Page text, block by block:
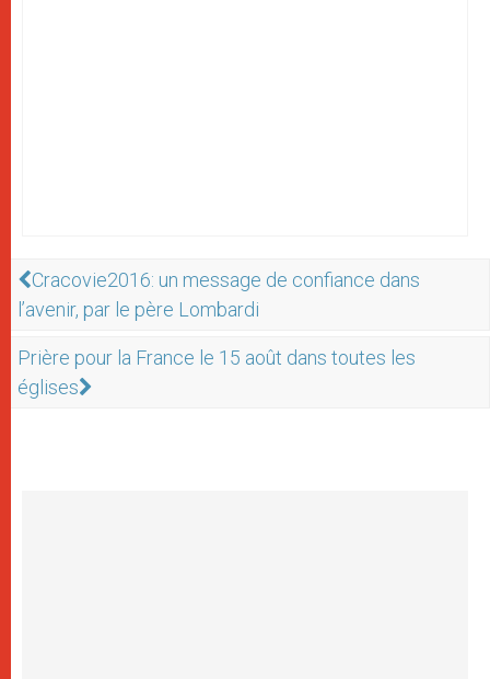
Cracovie2016: un message de confiance dans
l’avenir, par le père Lombardi
Prière pour la France le 15 août dans toutes les
églises